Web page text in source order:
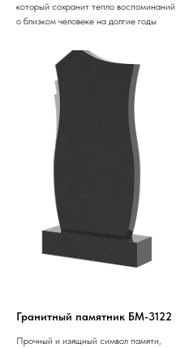
который сохранит тепло воспоминаний
о близком человеке на долгие годы
Гранитный памятник БМ-3122
Прочный и изящный символ памяти,